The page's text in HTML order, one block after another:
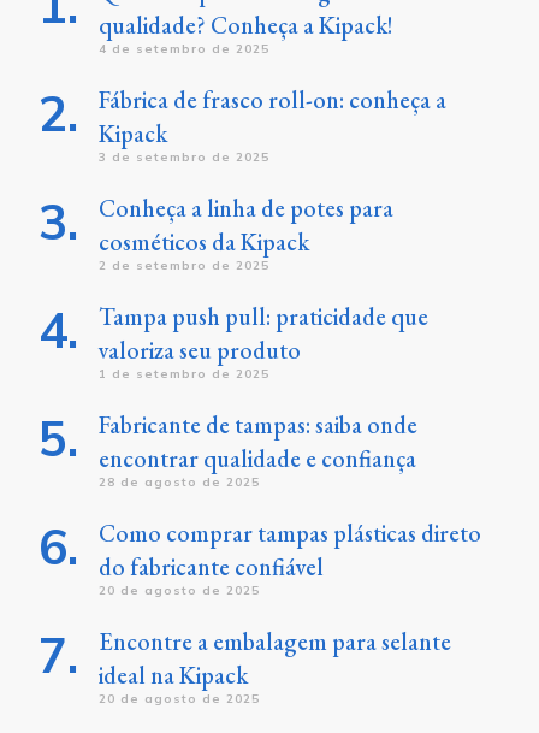
qualidade? Conheça a Kipack!
4 de setembro de 2025
Fábrica de frasco roll-on: conheça a
Kipack
3 de setembro de 2025
Conheça a linha de potes para
cosméticos da Kipack
2 de setembro de 2025
Tampa push pull: praticidade que
valoriza seu produto
1 de setembro de 2025
Fabricante de tampas: saiba onde
encontrar qualidade e confiança
28 de agosto de 2025
Como comprar tampas plásticas direto
do fabricante confiável
20 de agosto de 2025
Encontre a embalagem para selante
ideal na Kipack
20 de agosto de 2025